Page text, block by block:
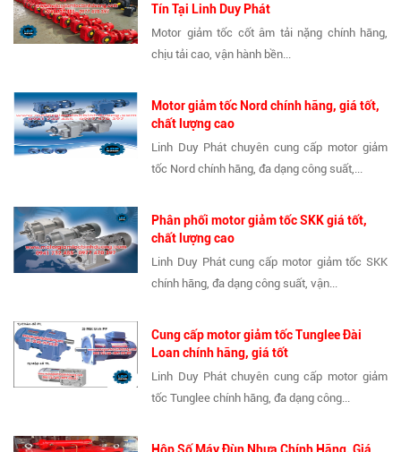
Tín Tại Linh Duy Phát
Motor giảm tốc cốt âm tải nặng chính hãng,
chịu tải cao, vận hành bền...
Motor giảm tốc Nord chính hãng, giá tốt,
chất lượng cao
Linh Duy Phát chuyên cung cấp motor giảm
tốc Nord chính hãng, đa dạng công suất,...
Phân phối motor giảm tốc SKK giá tốt,
chất lượng cao
Linh Duy Phát cung cấp motor giảm tốc SKK
chính hãng, đa dạng công suất, vận...
Cung cấp motor giảm tốc Tunglee Đài
Loan chính hãng, giá tốt
Linh Duy Phát chuyên cung cấp motor giảm
tốc Tunglee chính hãng, đa dạng công...